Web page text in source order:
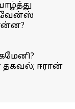
தகவல்; ஈரான்